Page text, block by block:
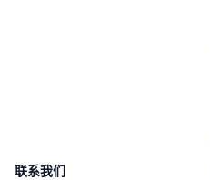
联系我们